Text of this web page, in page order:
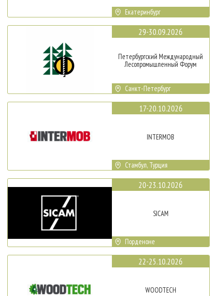
Екатеринбург
29-30.09.2026
Петербургский Международный
Лесопромышленный Форум
Санкт-Петербург
17-20.10.2026
INTERMOB
Стамбул, Турция
20-23.10.2026
SICAM
Порденоне
22-25.10.2026
WOODTECH